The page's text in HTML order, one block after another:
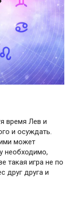
время Лев и
и осуждать.
может
необходимо,
такая игра не по
друг друга и